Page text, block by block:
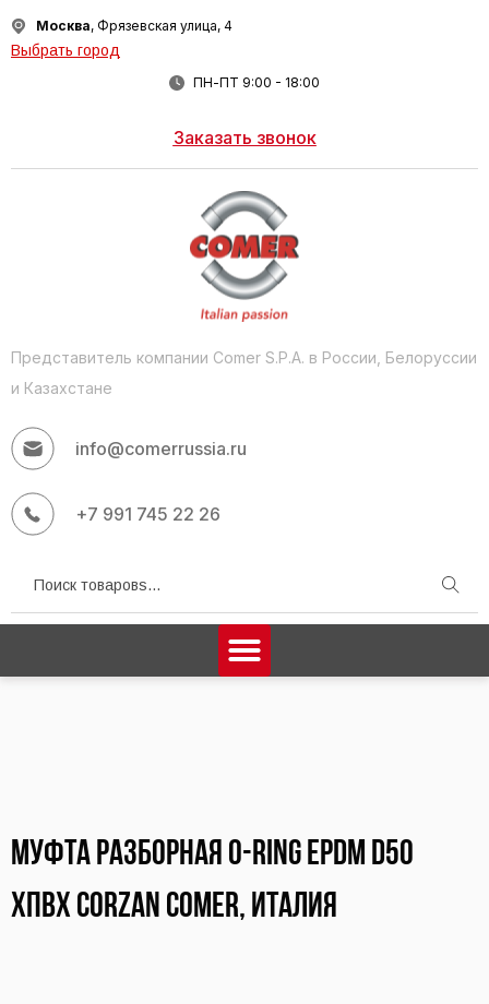
Москва, Фрязевская улица, 4
Выбрать город
ПН-ПТ 9:00 - 18:00
Заказать звонок
Представитель компании Comer S.P.A. в России, Белоруссии
и Казахстане
info@comerrussia.ru
+7 991 745 22 26
Поиск
Муфта разборная O-Ring EPDM d50
ХПВХ CORZAN COMER, Италия